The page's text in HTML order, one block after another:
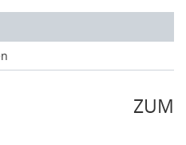
ZUM